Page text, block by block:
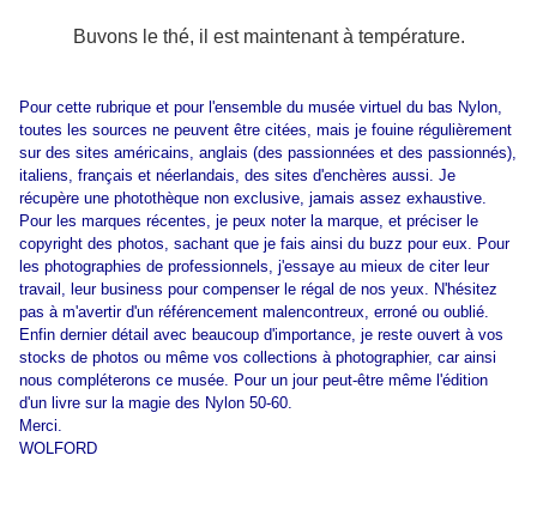
Buvons le thé, il est maintenant à température.
Pour cette rubrique et pour l'ensemble du musée virtuel du bas Nylon,
toutes les sources ne peuvent être citées, mais je fouine régulièrement
sur des sites américains, anglais (des passionnées et des passionnés),
italiens, français et néerlandais, des sites d'enchères aussi. Je
récupère une photothèque non exclusive, jamais assez exhaustive.
Pour les marques récentes, je peux noter la marque, et préciser le
copyright des photos, sachant que je fais ainsi du buzz pour eux. Pour
les photographies de professionnels, j'essaye au mieux de citer leur
travail, leur business pour compenser le régal de nos yeux. N'hésitez
pas à m'avertir d'un référencement malencontreux, erroné ou oublié.
Enfin dernier détail avec beaucoup d'importance, je reste ouvert à vos
stocks de photos ou même vos collections à photographier, car ainsi
nous compléterons ce musée. Pour un jour peut-être même l'édition
d'un livre sur la magie des Nylon 50-60.
Merci.
WOLFORD